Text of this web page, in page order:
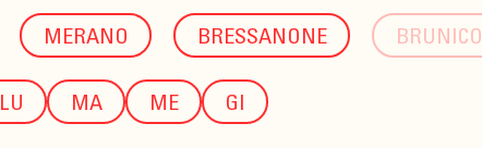
MERANO BRESSANONE BRUNICO
LU MA ME GI